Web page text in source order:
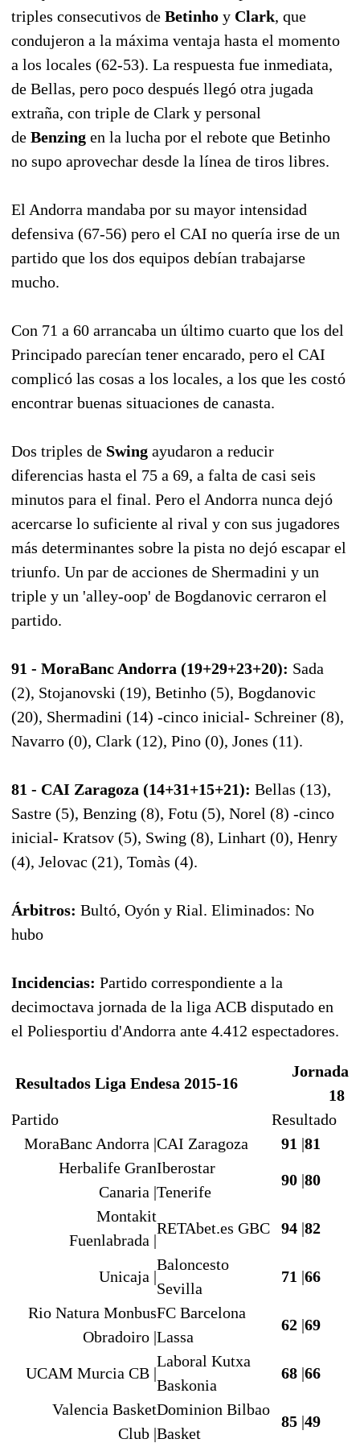
triples consecutivos de Betinho y Clark, que
condujeron a la máxima ventaja hasta el momento
a los locales (62-53). La respuesta fue inmediata,
de Bellas, pero poco después llegó otra jugada
extraña, con triple de Clark y personal
de Benzing en la lucha por el rebote que Betinho
no supo aprovechar desde la línea de tiros libres.
El Andorra mandaba por su mayor intensidad
defensiva (67-56) pero el CAI no quería irse de un
partido que los dos equipos debían trabajarse
mucho.
Con 71 a 60 arrancaba un último cuarto que los del
Principado parecían tener encarado, pero el CAI
complicó las cosas a los locales, a los que les costó
encontrar buenas situaciones de canasta.
Dos triples de Swing ayudaron a reducir
diferencias hasta el 75 a 69, a falta de casi seis
minutos para el final. Pero el Andorra nunca dejó
acercarse lo suficiente al rival y con sus jugadores
más determinantes sobre la pista no dejó escapar el
triunfo. Un par de acciones de Shermadini y un
triple y un 'alley-oop' de Bogdanovic cerraron el
partido.
91 - MoraBanc Andorra (19+29+23+20): Sada
(2), Stojanovski (19), Betinho (5), Bogdanovic
(20), Shermadini (14) -cinco inicial- Schreiner (8),
Navarro (0), Clark (12), Pino (0), Jones (11).
81 - CAI Zaragoza (14+31+15+21): Bellas (13),
Sastre (5), Benzing (8), Fotu (5), Norel (8) -cinco
inicial- Kratsov (5), Swing (8), Linhart (0), Henry
(4), Jelovac (21), Tomàs (4).
Árbitros: Bultó, Oyón y Rial. Eliminados: No
hubo
Incidencias: Partido correspondiente a la
decimoctava jornada de la liga ACB disputado en
el Poliesportiu d'Andorra ante 4.412 espectadores.
Resultados Liga Endesa 2015-16
Jornada
18
Partido
Resultado
MoraBanc Andorra |CAI Zaragoza 91 |81
Herbalife Gran
Canaria |
Iberostar
Tenerife
90 |80
Montakit
Fuenlabrada |
RETAbet.es GBC 94 |82
Unicaja |
Baloncesto
Sevilla
71 |66
Rio Natura Monbus
Obradoiro |
FC Barcelona
Lassa
62 |69
UCAM Murcia CB |
Laboral Kutxa
Baskonia
68 |66
Valencia Basket
Club |
Dominion Bilbao
Basket
85 |49